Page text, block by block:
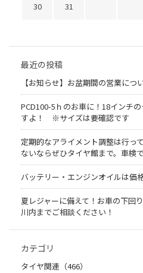
30
31
最近の投稿
【お知らせ】お盆期間の営業につ
PCD100-5ｈのお車に！18インチ
すよ！ ※サイズは要確認です
定期的なアライメント調整は行っ
ないならぜひタイヤ館まで。車検
バッテリー・エンジンオイルは価
夏レジャーに備えて！お車の下
川内までご相談ください！
カテゴリ
タイヤ関連（466）